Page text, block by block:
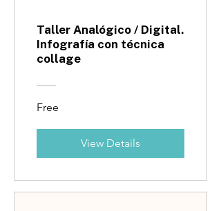
Taller Analógico / Digital.
Infografía con técnica
collage
Free
View Details